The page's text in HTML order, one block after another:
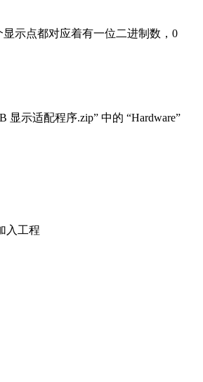
示点都对应着有一位二进制数，0
示适配程序.zip” 中的 “Hardware”
入工程